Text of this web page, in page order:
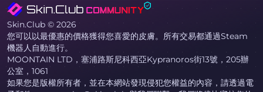
Skin.Club © 2026
您可以以最優惠的價格獲得您喜愛的皮膚。所有交易都通過Steam
機器人自動進行。
MOONTAIN LTD，塞浦路斯尼科西亞Kypranoros街13號，205辦
公室，1061
如果您是版權所有者，並在本網站發現侵犯您權益的內容，請透過電